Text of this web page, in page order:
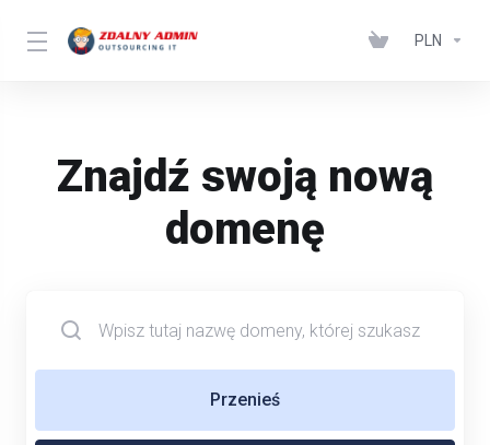
PLN
Znajdź swoją nową
domenę
Przenieś